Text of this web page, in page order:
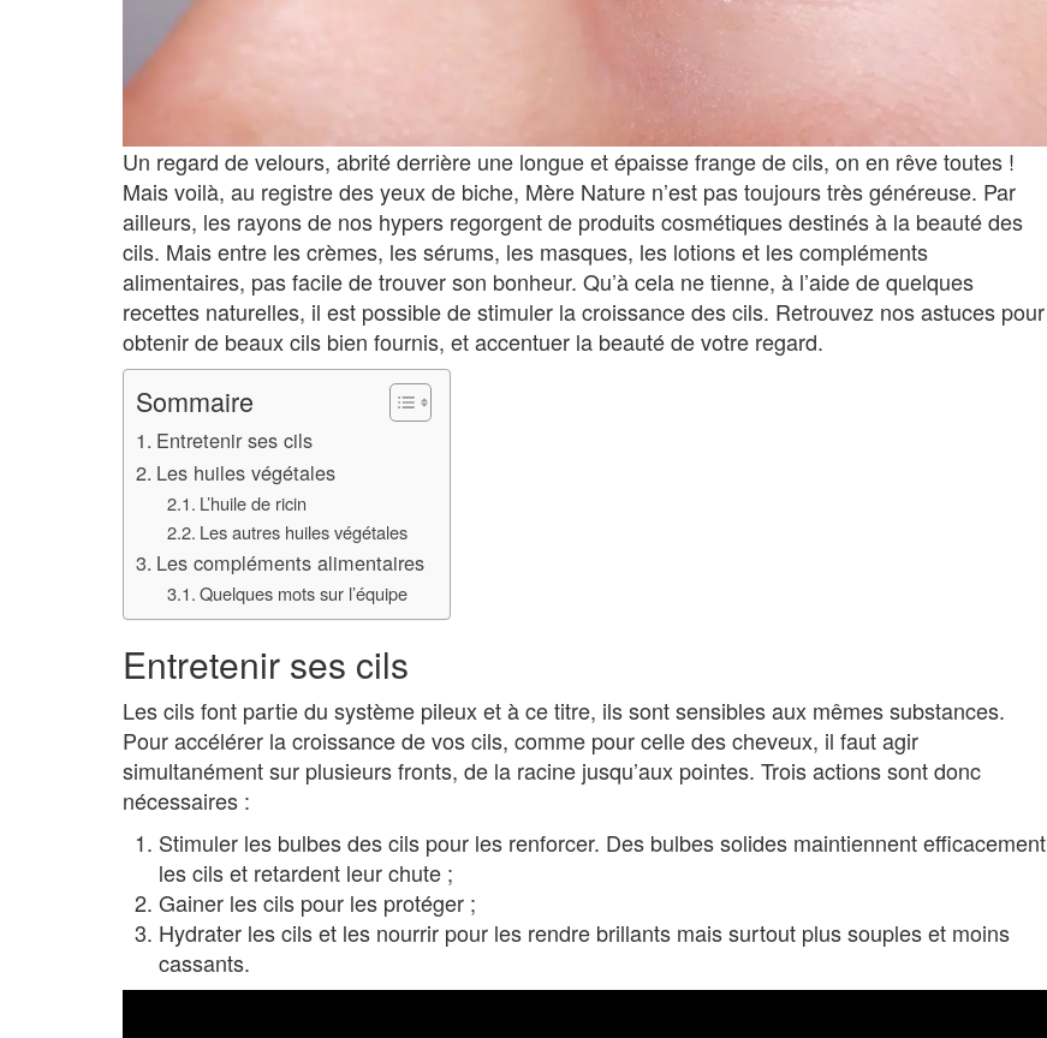
Un regard de velours, abrité derrière une longue et épaisse frange de cils, on en rêve toutes !
Mais voilà, au registre des yeux de biche, Mère Nature n’est pas toujours très généreuse. Par
ailleurs, les rayons de nos hypers regorgent de produits cosmétiques destinés à la beauté des
cils. Mais entre les crèmes, les sérums, les masques, les lotions et les compléments
alimentaires, pas facile de trouver son bonheur. Qu’à cela ne tienne, à l’aide de quelques
recettes naturelles, il est possible de stimuler la croissance des cils. Retrouvez nos astuces pour
obtenir de beaux cils bien fournis, et accentuer la beauté de votre regard.
Sommaire
Entretenir ses cils
Les huiles végétales
L’huile de ricin
Les autres huiles végétales
Les compléments alimentaires
Quelques mots sur l’équipe
Entretenir ses cils
Les cils font partie du système pileux et à ce titre, ils sont sensibles aux mêmes substances.
Pour accélérer la croissance de vos cils, comme pour celle des cheveux, il faut agir
simultanément sur plusieurs fronts, de la racine jusqu’aux pointes. Trois actions sont donc
nécessaires :
Stimuler les bulbes des cils pour les renforcer. Des bulbes solides maintiennent efficacement
les cils et retardent leur chute ;
Gainer les cils pour les protéger ;
Hydrater les cils et les nourrir pour les rendre brillants mais surtout plus souples et moins
cassants.